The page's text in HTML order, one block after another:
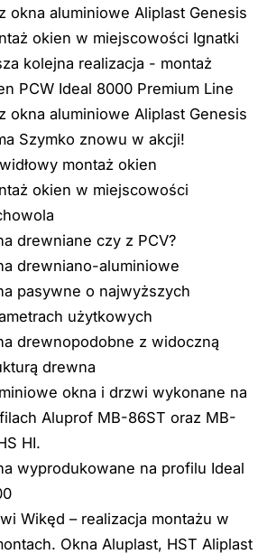
okna aluminiowe Aliplast Genesis
okien w miejscowości Ignatki
kolejna realizacja - montaż
PCW Ideal 8000 Premium Line
okna aluminiowe Aliplast Genesis
Szymko znowu w akcji!
montaż okien
okien w miejscowości
drewniane czy z PCV?
drewniano-aluminiowe
pasywne o najwyższych
użytkowych
drewnopodobne z widoczną
drewna
okna i drzwi wykonane na
Aluprof MB-86ST oraz MB-
HI.
wyprodukowane na profilu Ideal
Wikęd – realizacja montażu w
Okna Aluplast, HST Aliplast